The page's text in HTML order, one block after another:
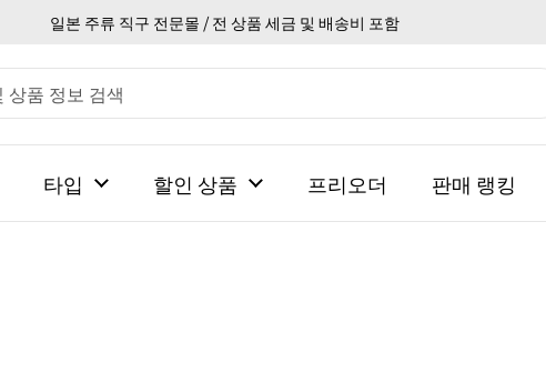
일본 주류 직구 전문몰 / 전 상품 세금 및 배송비 포함
타입 할인 상품 프리오더 판매 랭킹